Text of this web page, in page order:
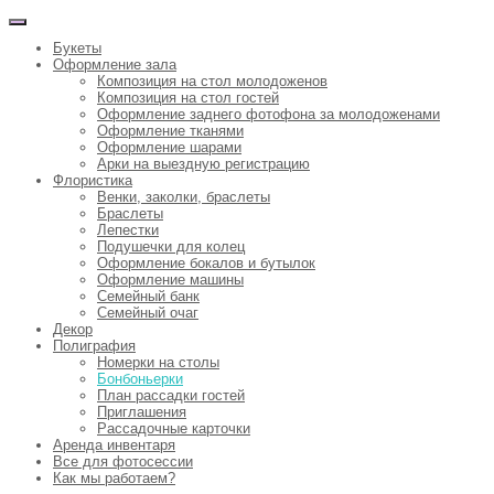
Букеты
Оформление зала
Композиция на стол молодоженов
Композиция на стол гостей
Оформление заднего фотофона за молодоженами
Оформление тканями
Оформление шарами
Арки на выездную регистрацию
Флористика
Венки, заколки, браслеты
Браслеты
Лепестки
Подушечки для колец
Оформление бокалов и бутылок
Оформление машины
Семейный банк
Семейный очаг
Декор
Полиграфия
Номерки на столы
Бонбоньерки
План рассадки гостей
Приглашения
Рассадочные карточки
Аренда инвентаря
Все для фотосессии
Как мы работаем?